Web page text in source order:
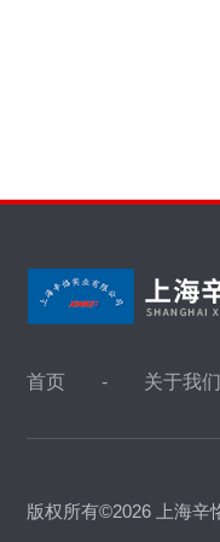
首页 关于我们
版权所有©2026 上海辛